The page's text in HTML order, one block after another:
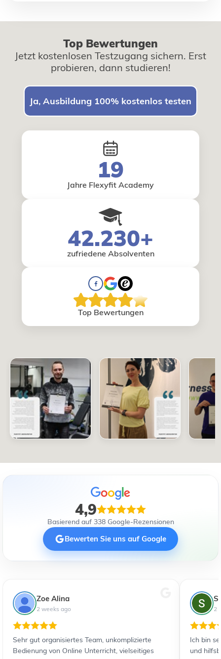
Top Bewertungen
Jetzt kostenlosen Testzugang sichern. Erst
probieren, dann studieren!
Ja, Ausbildung 100% kostenlos testen
19
Jahre Flexyfit Academy
42.230+
zufriedene Absolventen
Top Bewertungen
4,9
Basierend auf 338 Google-Rezensionen
Bewerten Sie uns auf Google
Zoe Alina
2 weeks ago
Sehr gut organisiertes Team, unkomplizierte
Bedienung von Online Unterricht, vielseitiges
2
Ich bin
und